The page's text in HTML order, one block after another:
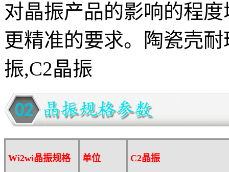
对晶振产品的影响的程
更精准的要求。陶瓷壳
振,C2晶振
Wi2wi晶振规格 单位 C2晶振